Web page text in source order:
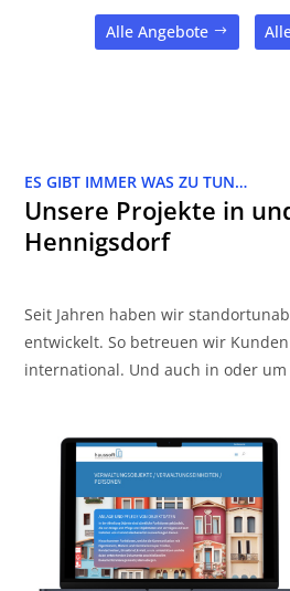
Alle Angebote
ES GIBT IMMER WAS ZU TUN…
Unsere Projekte in
Hennigsdorf
Seit Jahren haben wir
entwickelt. So betreuen wir
international. Und auch in oder